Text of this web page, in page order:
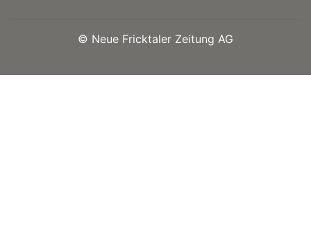
© Neue Fricktaler Zeitung AG